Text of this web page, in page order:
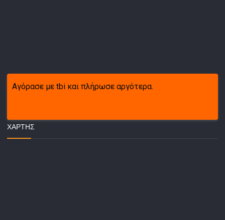
Αγόρασε με tbi και πλήρωσε αργότερα.
ΧΆΡΤΗΣ